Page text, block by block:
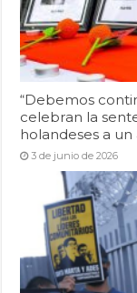
“Debemos
celebran la
holandeses a
3 de junio de 2026